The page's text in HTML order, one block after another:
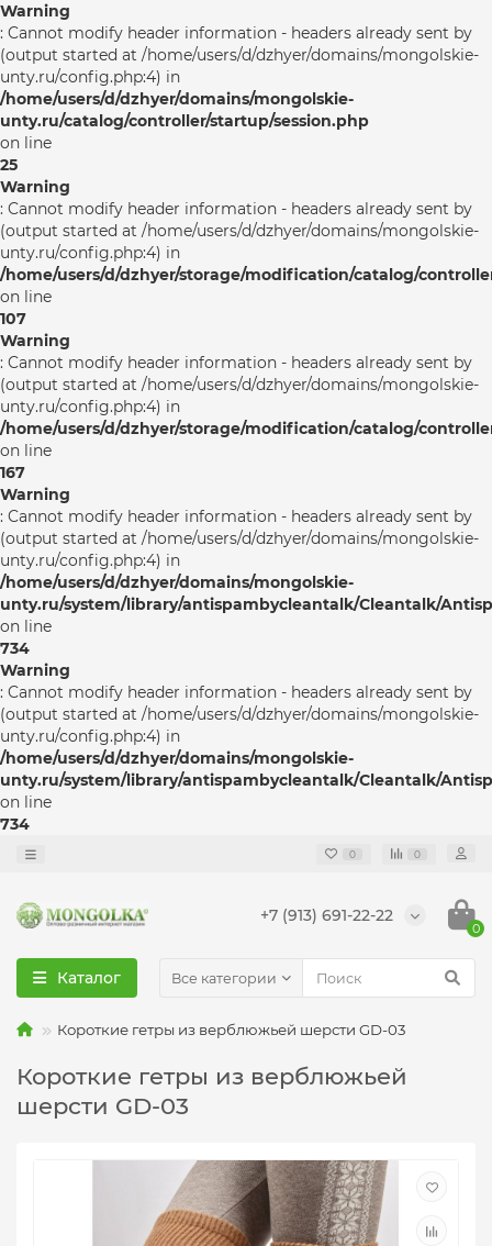
Warning
: Cannot modify header information - headers already sent by
(output started at /home/users/d/dzhyer/domains/mongolskie-
unty.ru/config.php:4) in
/home/users/d/dzhyer/domains/mongolskie-
unty.ru/catalog/controller/startup/session.php
on line
25
Warning
: Cannot modify header information - headers already sent by
(output started at /home/users/d/dzhyer/domains/mongolskie-
unty.ru/config.php:4) in
/home/users/d/dzhyer/storage/modification/catalog/
on line
107
Warning
: Cannot modify header information - headers already sent by
(output started at /home/users/d/dzhyer/domains/mongolskie-
unty.ru/config.php:4) in
/home/users/d/dzhyer/storage/modification/catalog/
on line
167
Warning
: Cannot modify header information - headers already sent by
(output started at /home/users/d/dzhyer/domains/mongolskie-
unty.ru/config.php:4) in
/home/users/d/dzhyer/domains/mongolskie-
unty.ru/system/library/antispambycleantalk/Cleantalk/
on line
734
Warning
: Cannot modify header information - headers already sent by
(output started at /home/users/d/dzhyer/domains/mongolskie-
unty.ru/config.php:4) in
/home/users/d/dzhyer/domains/mongolskie-
unty.ru/system/library/antispambycleantalk/Cleantalk/
on line
734
0 0
+7 (913) 691-22-22
0
Каталог Все категории
Короткие гетры из верблюжьей шерсти GD-03
Короткие гетры из верблюжьей
шерсти GD-03